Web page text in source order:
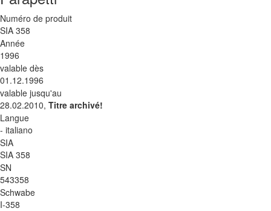
Numéro de produit
SIA 358
Année
1996
valable dès
01.12.1996
valable jusqu'au
28.02.2010, Titre archivé!
Langue
- italiano
SIA
SIA 358
SN
543358
Schwabe
I-358